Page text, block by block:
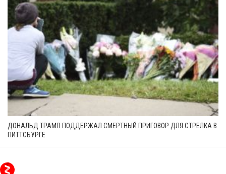
ДОНАЛЬД ТРАМП ПОДДЕРЖАЛ СМЕРТНЫЙ ПРИГОВОР ДЛЯ СТРЕЛКА В
ПИТТСБУРГЕ